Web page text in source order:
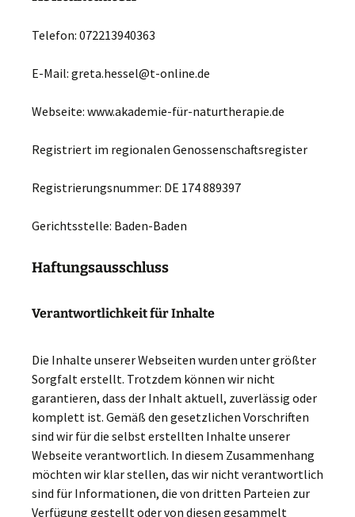
Telefon: 072213940363
E-Mail: greta.hessel@t-online.de
Webseite: www.akademie-für-naturtherapie.de
Registriert im regionalen Genossenschaftsregister
Registrierungsnummer: DE 174 889397
Gerichtsstelle: Baden-Baden
Haftungsausschluss
Verantwortlichkeit für Inhalte
Die Inhalte unserer Webseiten wurden unter größter
Sorgfalt erstellt. Trotzdem können wir nicht
garantieren, dass der Inhalt aktuell, zuverlässig oder
komplett ist. Gemäß den gesetzlichen Vorschriften
sind wir für die selbst erstellten Inhalte unserer
Webseite verantwortlich. In diesem Zusammenhang
möchten wir klar stellen, das wir nicht verantwortlich
sind für Informationen, die von dritten Parteien zur
Verfügung gestellt oder von diesen gesammelt